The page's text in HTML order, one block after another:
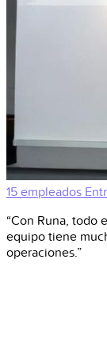
15 empleados
“Con Runa, todo
equipo tiene
operaciones.”